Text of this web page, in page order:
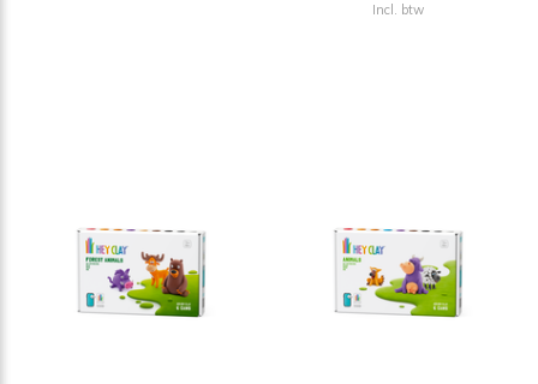
Incl. btw